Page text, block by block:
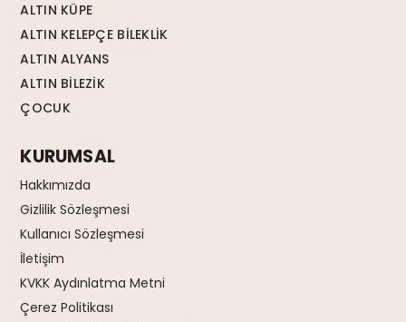
ALTIN KÜPE
ALTIN KELEPÇE BİLEKLİK
ALTIN ALYANS
ALTIN BİLEZİK
ÇOCUK
KURUMSAL
Hakkımızda
Gizlilik Sözleşmesi
Kullanıcı Sözleşmesi
İletişim
KVKK Aydınlatma Metni
Çerez Politikası